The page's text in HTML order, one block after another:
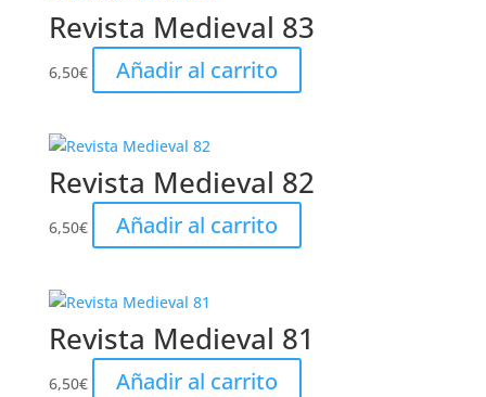
Revista Medieval 83
6,50€ Añadir al carrito
Revista Medieval 82
6,50€ Añadir al carrito
Revista Medieval 81
6,50€ Añadir al carrito